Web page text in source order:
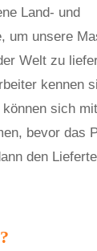
Land- und
um unsere
Welt zu
kennen
sich
bevor das
den